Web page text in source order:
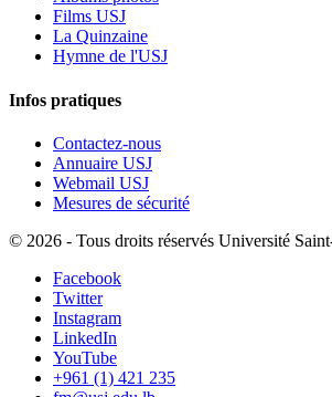
Films USJ
La Quinzaine
Hymne de l'USJ
Infos pratiques
Contactez-nous
Annuaire USJ
Webmail USJ
Mesures de sécurité
© 2026 - Tous droits réservés Université
Facebook
Twitter
Instagram
LinkedIn
YouTube
+961 (1) 421 235